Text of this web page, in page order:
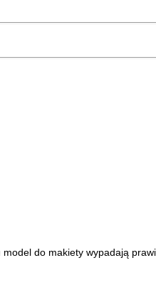
do makiety wypadają